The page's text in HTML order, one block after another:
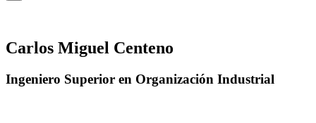
Carlos Miguel Centeno
Ingeniero Superior en Organización Industrial